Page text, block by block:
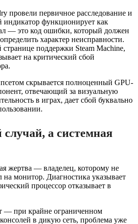
провели первичное расследование и
индикатор функционирует как
— это код ошибки, который должен
характер неисправности.
поддержки Steam Machine,
на критический сбой
скрывается полноценный GPU-
отвечающий за визуальную
в играх, дает сбой буквально
а системная
жертва — владелец, которому не
на монитор. Диагностика указывает
процессор отказывает в
— при крайне ограниченном
в дикую сеть, проблема уже